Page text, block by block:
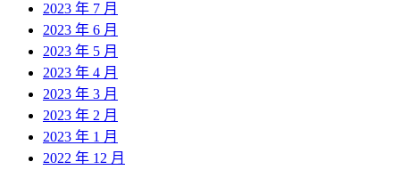
2023 年 7 月
2023 年 6 月
2023 年 5 月
2023 年 4 月
2023 年 3 月
2023 年 2 月
2023 年 1 月
2022 年 12 月